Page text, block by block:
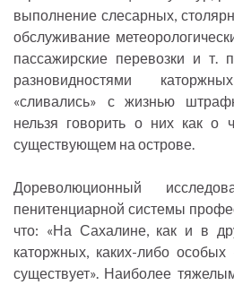
выполнение слесарных,
обслуживание
пассажирские перевозки и т.
разновидностями
«сливались» с жизнью
нельзя говорить о них как о
существующем на острове.
Дореволюционный
пенитенциарной системы
что: «На Сахалине, как и в
каторжных, каких-либо
существует». Наиболее